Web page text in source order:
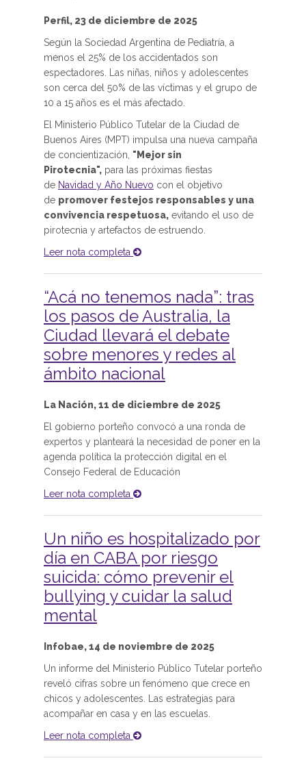
Perfil, 23 de diciembre de 2025
Según la Sociedad Argentina de Pediatría, a
menos el 25% de los accidentados son
espectadores. Las niñas, niños y adolescentes
son cerca del 50% de las víctimas y el grupo de
10 a 15 años es el más afectado.
El Ministerio Público Tutelar de la Ciudad de
Buenos Aires (MPT) impulsa una nueva campaña
de concientización, "Mejor sin
Pirotecnia", para las próximas fiestas
de Navidad y Año Nuevo con el objetivo
de promover festejos responsables y una
convivencia respetuosa, evitando el uso de
pirotecnia y artefactos de estruendo.
Leer nota completa
“Acá no tenemos nada”: tras
los pasos de Australia, la
Ciudad llevará el debate
sobre menores y redes al
ámbito nacional
La Nación, 11 de diciembre de 2025
El gobierno porteño convocó a una ronda de
expertos y planteará la necesidad de poner en la
agenda política la protección digital en el
Consejo Federal de Educación
Leer nota completa
Un niño es hospitalizado por
día en CABA por riesgo
suicida: cómo prevenir el
bullying y cuidar la salud
mental
Infobae, 14 de noviembre de 2025
Un informe del Ministerio Público Tutelar porteño
reveló cifras sobre un fenómeno que crece en
chicos y adolescentes. Las estrategias para
acompañar en casa y en las escuelas.
Leer nota completa